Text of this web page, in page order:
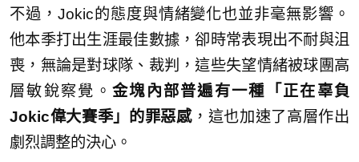
不過，Jokic的態度與情緒變化也並非毫無影響。
他本季打出生涯最佳數據，卻時常表現出不耐與沮
喪，無論是對球隊、裁判，這些失望情緒被球團高
層敏銳察覺。 金塊內部普遍有一種「正在辜負
Jokic偉大賽季」的罪惡感，這也加速了高層作出
劇烈調整的決心。